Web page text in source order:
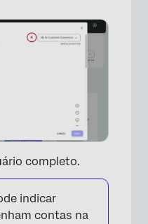
completo.
indicar
contas na